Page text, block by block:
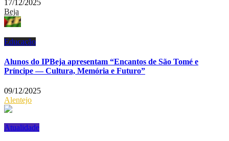
17/12/2025
Beja
Educação
Alunos do IPBeja apresentam “Encantos de São Tomé e
Príncipe — Cultura, Memória e Futuro”
09/12/2025
Alentejo
Atualidade